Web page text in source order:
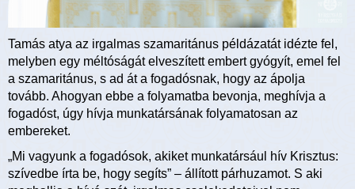
Tamás atya az irgalmas szamaritánus példázatát idézte fel,
melyben egy méltóságát elveszített embert gyógyít, emel fel
a szamaritánus, s ad át a fogadósnak, hogy az ápolja
tovább. Ahogyan ebbe a folyamatba bevonja, meghívja a
fogadóst, úgy hívja munkatársának folyamatosan az
embereket.
„Mi vagyunk a fogadósok, akiket munkatársául hív Krisztus:
szívedbe írta be, hogy segíts” – állított párhuzamot. S aki